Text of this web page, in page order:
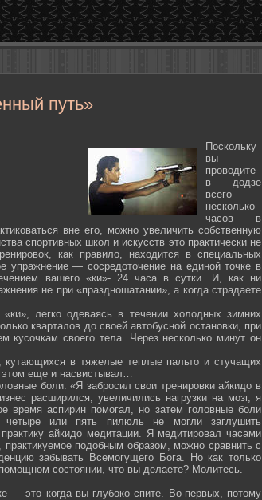
путь»
Поскольку
вы
проводите
в додзе
всего
несколько
часов в
вне его, можно увеличить собственную
спортивных школ и искусств это практически не
как правило, находится в специальных
упражнение — сосредоточение на единой точке в
вашего «ки»- 24 часа в сутки. И, как ни
не при «праздношатании», а когда страдаете
легко одеваясь в течении холодных зимних
кварталов до своей автобусной остановки, при
кусочкам своего тела. Через несколько минут он
в тяжелые теплые пальто и стучащих
этом еще и насвистывал…
боли. «Я забросил свои тренировки айкидо в
расширился, увеличились нагрузки на мозг, я
время аспирин помогал, но затем головные боли
или пять пилюль не могли заглушить
айкидо медитации. Я медитировал часами
практикуемое подобным образом, можно сравнить с
забывать Всемогущего Бога. Но как только
состоянии, что вы делаете? Молитесь.
— это когда вы глубоко спите. Во-первых, потому